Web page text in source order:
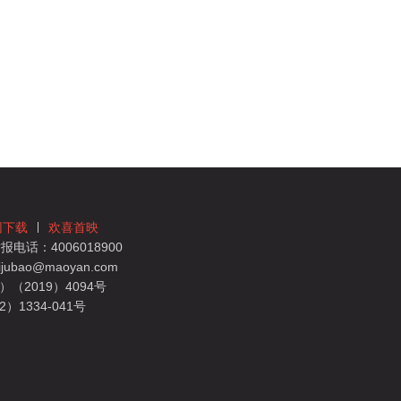
下载
欢喜首映
电话：4006018900
（2019）4094号
）1334-041号